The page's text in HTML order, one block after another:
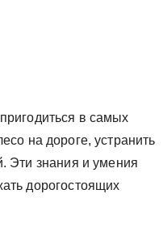
в самых
на дороге, устранить
Эти знания и умения
дорогостоящих